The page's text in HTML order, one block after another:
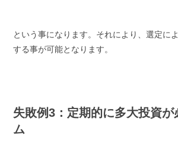
という事になります。それにより、選定に
する事が可能となります。
失敗例3：定期的に多大投資が
ム